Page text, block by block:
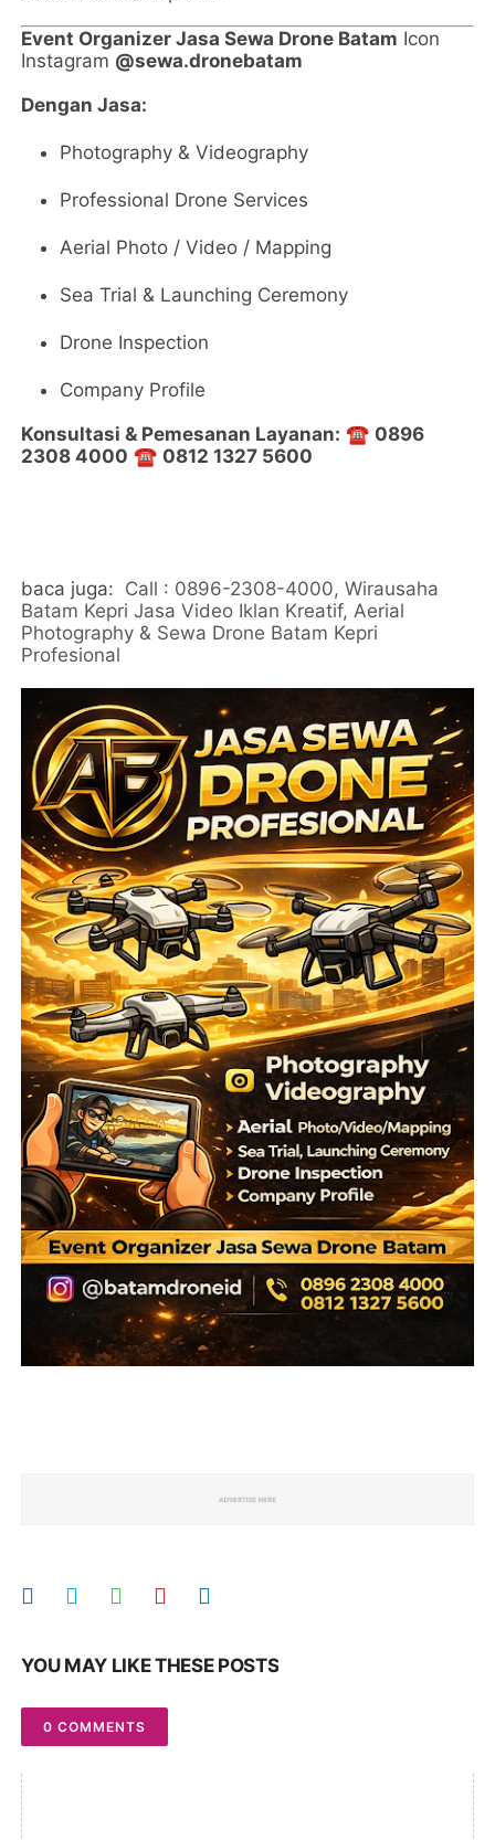
Event Organizer Jasa Sewa Drone Batam Icon
Instagram @sewa.dronebatam
Dengan Jasa:
Photography & Videography
Professional Drone Services
Aerial Photo / Video / Mapping
Sea Trial & Launching Ceremony
Drone Inspection
Company Profile
Konsultasi & Pemesanan Layanan: ☎️ 0896
2308 4000 ☎️ 0812 1327 5600
baca juga: Call : 0896-2308-4000, Wirausaha
Batam Kepri Jasa Video Iklan Kreatif, Aerial
Photography & Sewa Drone Batam Kepri
Profesional
YOU MAY LIKE THESE POSTS
0 COMMENTS